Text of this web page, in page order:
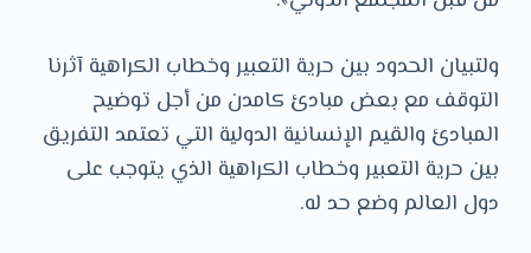
ولتبيان الحدود بين حرية التعبير وخطاب الكراهية آثرنا
التوقف مع بعض مبادئ كامدن من أجل توضيح
المبادئ والقيم الإنسانية الدولية التي تعتمد التفريق
بين حرية التعبير وخطاب الكراهية الذي يتوجب على
دول العالم وضع حد له.